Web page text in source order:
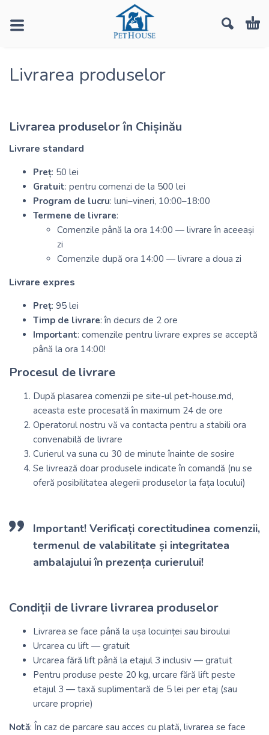
Livrarea produselor
Livrarea produselor în Chișinău
Livrare standard
Preț: 50 lei
Gratuit: pentru comenzi de la 500 lei
Program de lucru: luni–vineri, 10:00–18:00
Termene de livrare:
Comenzile până la ora 14:00 — livrare în aceeași
zi
Comenzile după ora 14:00 — livrare a doua zi
Livrare expres
Preț: 95 lei
Timp de livrare: în decurs de 2 ore
Important: comenzile pentru livrare expres se acceptă
până la ora 14:00!
Procesul de livrare
După plasarea comenzii pe site-ul pet-house.md,
aceasta este procesată în maximum 24 de ore
Operatorul nostru vă va contacta pentru a stabili ora
convenabilă de livrare
Curierul va suna cu 30 de minute înainte de sosire
Se livrează doar produsele indicate în comandă (nu se
oferă posibilitatea alegerii produselor la fața locului)
Important! Verificați corectitudinea comenzii,
termenul de valabilitate și integritatea
ambalajului în prezența curierului!
Condiții de livrare livrarea produselor
Livrarea se face până la ușa locuinței sau biroului
Urcarea cu lift — gratuit
Urcarea fără lift până la etajul 3 inclusiv — gratuit
Pentru produse peste 20 kg, urcare fără lift peste
etajul 3 — taxă suplimentară de 5 lei per etaj (sau
urcare proprie)
Notă: În caz de parcare sau acces cu plată, livrarea se face